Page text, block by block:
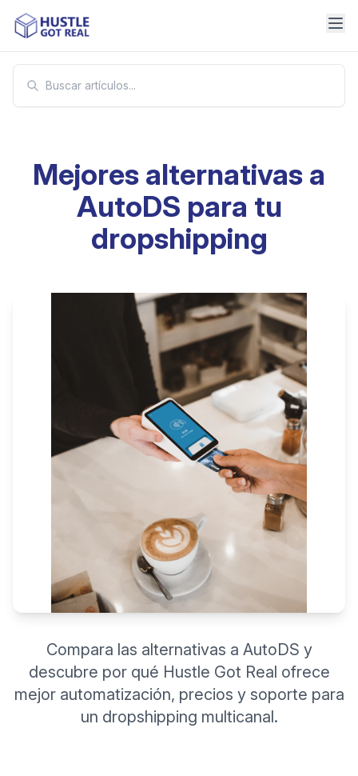
Mejores alternativas a
AutoDS para tu
dropshipping
Compara las alternativas a AutoDS y
descubre por qué Hustle Got Real ofrece
mejor automatización, precios y soporte para
un dropshipping multicanal.